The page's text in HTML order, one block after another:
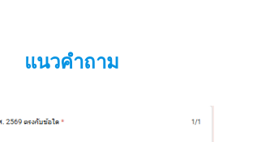
แนวคำถาม